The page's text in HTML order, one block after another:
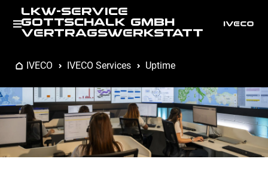
LKW-SERVICE
GOTTSCHALK GMBH
VERTRAGSWERKSTATT
IVECO IVECO Services Uptime